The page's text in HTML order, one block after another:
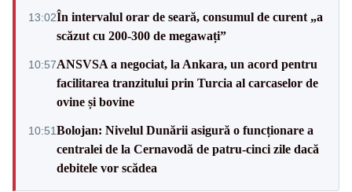
13:02În intervalul orar de seară, consumul de curent „a
scăzut cu 200-300 de megawați”
10:57ANSVSA a negociat, la Ankara, un acord pentru
facilitarea tranzitului prin Turcia al carcaselor de
ovine și bovine
10:51Bolojan: Nivelul Dunării asigură o funcționare a
centralei de la Cernavodă de patru-cinci zile dacă
debitele vor scădea